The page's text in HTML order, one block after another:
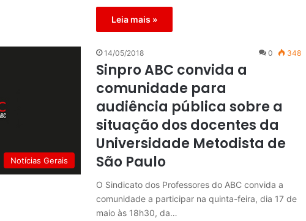
Leia mais »
Notícias Gerais
14/05/2018 0 348
Sinpro ABC convida a
comunidade para
audiência pública sobre a
situação dos docentes da
Universidade Metodista de
São Paulo
O Sindicato dos Professores do ABC convida a
comunidade a participar na quinta-feira, dia 17 de
maio às 18h30, da…